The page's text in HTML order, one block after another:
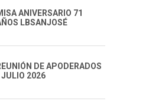
ANIVERSARIO 71
LBSANJOSÉ
DE APODERADOS
JULIO 2026